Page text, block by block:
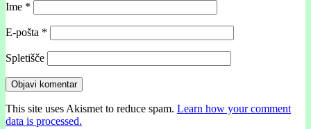
Ime *
E-pošta *
Spletišče
This site uses Akismet to reduce spam. Learn how your comment
data is processed.